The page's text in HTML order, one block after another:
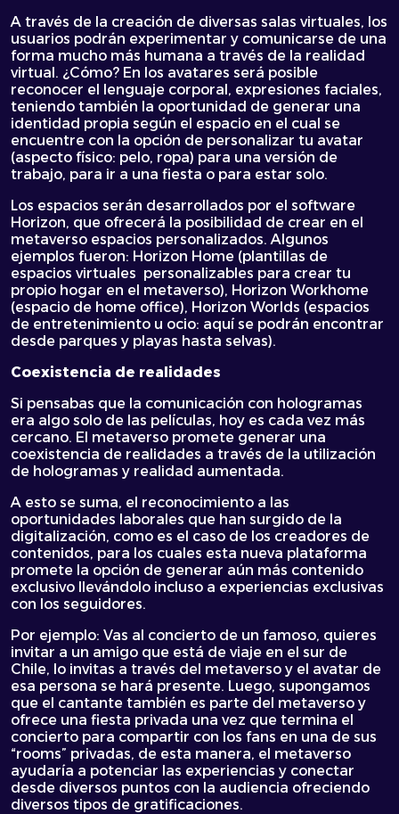
A través de la creación de diversas salas virtuales, los
usuarios podrán experimentar y comunicarse de una
forma mucho más humana a través de la realidad
virtual. ¿Cómo? En los avatares será posible
reconocer el lenguaje corporal, expresiones faciales,
teniendo también la oportunidad de generar una
identidad propia según el espacio en el cual se
encuentre con la opción de personalizar tu avatar
(aspecto físico: pelo, ropa) para una versión de
trabajo, para ir a una fiesta o para estar solo.
Los espacios serán desarrollados por el software
Horizon, que ofrecerá la posibilidad de crear en el
metaverso espacios personalizados. Algunos
ejemplos fueron: Horizon Home (plantillas de
espacios virtuales personalizables para crear tu
propio hogar en el metaverso), Horizon Workhome
(espacio de home office), Horizon Worlds (espacios
de entretenimiento u ocio: aquí se podrán encontrar
desde parques y playas hasta selvas).
Coexistencia de realidades
Si pensabas que la comunicación con hologramas
era algo solo de las películas, hoy es cada vez más
cercano. El metaverso promete generar una
coexistencia de realidades a través de la utilización
de hologramas y realidad aumentada.
A esto se suma, el reconocimiento a las
oportunidades laborales que han surgido de la
digitalización, como es el caso de los creadores de
contenidos, para los cuales esta nueva plataforma
promete la opción de generar aún más contenido
exclusivo llevándolo incluso a experiencias exclusivas
con los seguidores.
Por ejemplo: Vas al concierto de un famoso, quieres
invitar a un amigo que está de viaje en el sur de
Chile, lo invitas a través del metaverso y el avatar de
esa persona se hará presente. Luego, supongamos
que el cantante también es parte del metaverso y
ofrece una fiesta privada una vez que termina el
concierto para compartir con los fans en una de sus
“rooms” privadas, de esta manera, el metaverso
ayudaría a potenciar las experiencias y conectar
desde diversos puntos con la audiencia ofreciendo
diversos tipos de gratificaciones.